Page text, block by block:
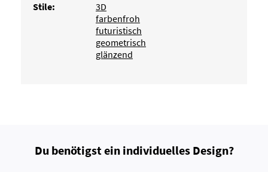
Stile:
3D
farbenfroh
futuristisch
geometrisch
glänzend
Du benötigst ein individuelles Design?